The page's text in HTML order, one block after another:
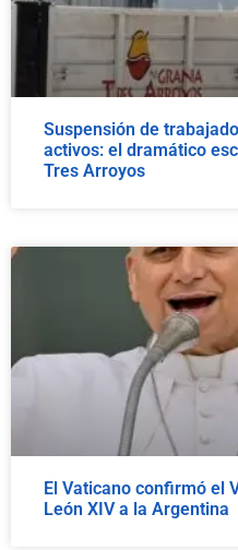
Suspensión de
activos: el dramático
Tres Arroyos
El Vaticano confirmó el
León XIV a la Argentina